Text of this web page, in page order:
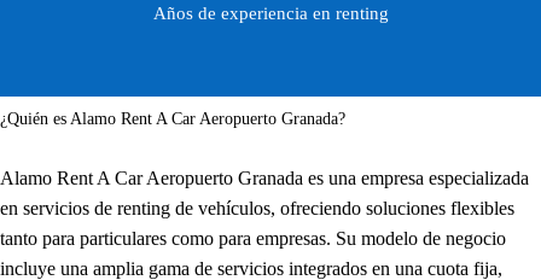
Años de experiencia en renting
¿Quién es Alamo Rent A Car Aeropuerto Granada?
Alamo Rent A Car Aeropuerto Granada es una empresa especializada
en servicios de renting de vehículos, ofreciendo soluciones flexibles
tanto para particulares como para empresas. Su modelo de negocio
incluye una amplia gama de servicios integrados en una cuota fija,